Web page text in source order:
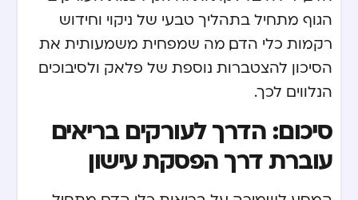
הגוף מתחיל בתהליך טבעי של ניקוי וחידוש
רקמות כלי הדם, מה שמפחית משמעותית את
הסיכון להצטברות נוספת של פלאק ולסיבוכים
הנלווים לכך.
סיכום: הדרך לעורקים בריאים
עוברת דרך הפסקת עישון